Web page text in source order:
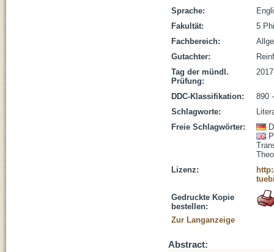
Sprache:
Fakultät:
5
Fachbereich:
Gutachter:
Tag der mündl.
Prüfung:
DDC-Klassifikation:
890
Schlagworte:
Freie Schlagwörter:
Lizenz:
Gedruckte Kopie
bestellen:
Zur Langanzeige
Abstract: